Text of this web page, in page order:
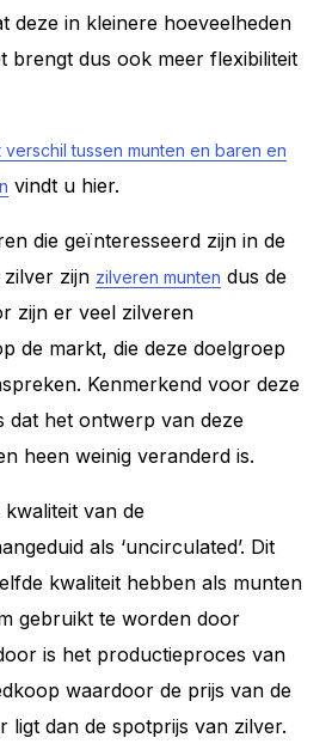
deze in kleinere hoeveelheden
brengt dus ook meer flexibiliteit
verschil tussen munten en baren en
vindt u hier.
die geïnteresseerd zijn in de
zijn zilveren munten dus de
zijn er veel zilveren
de markt, die deze doelgroep
Kenmerkend voor deze
dat het ontwerp van deze
heen weinig veranderd is.
van de
als ‘uncirculated’. Dit
kwaliteit hebben als munten
gebruikt te worden door
is het productieproces van
waardoor de prijs van de
ligt dan de spotprijs van zilver.